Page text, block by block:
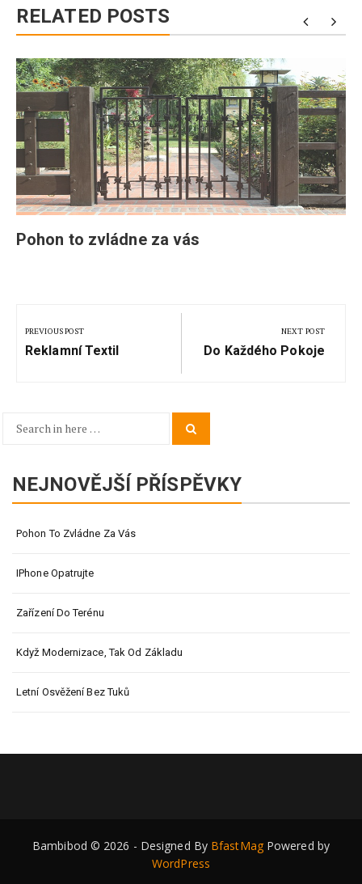
RELATED POSTS
Pohon to zvládne za vás
pro
příspěvek
PREVIOUS POST
Previous
Reklamní Textil
NEXT POST
Next
Do Každého Pokoje
Search
NEJNOVĚJŠÍ PŘÍSPĚVKY
Pohon To Zvládne Za Vás
IPhone Opatrujte
Zařízení Do Terénu
Když Modernizace, Tak Od Základu
Letní Osvěžení Bez Tuků
Bambibod © 2026 - Designed By BfastMagPowered by
WordPress